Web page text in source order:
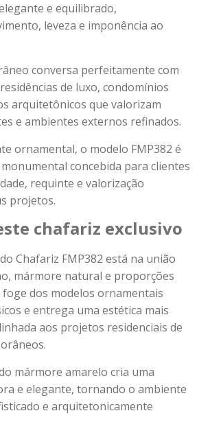
e equilibrado,
leveza e imponência ao
conversa perfeitamente com
de luxo, condomínios
arquitetônicos que valorizam
e ambientes externos refinados.
ornamental, o modelo FMP382 é
concebida para clientes
requinte e valorização
projetos.
chafariz exclusivo
Chafariz FMP382 está na união
mármore natural e proporções
foge dos modelos ornamentais
e entrega uma estética mais
aos projetos residenciais de
mármore amarelo cria uma
e elegante, tornando o ambiente
e arquitetonicamente